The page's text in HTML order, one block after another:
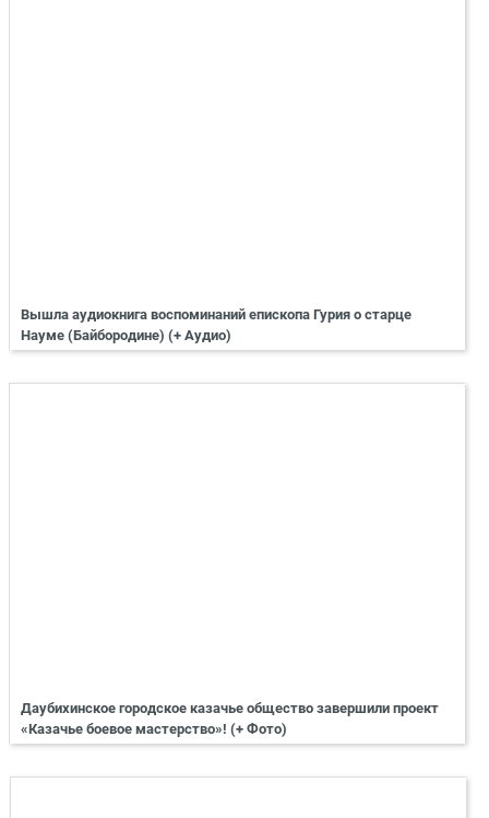
Вышла аудиокнига воспоминаний епископа Гурия о старце
Науме (Байбородине) (+ Аудио)
Даубихинское городское казачье общество завершили проект
«Казачье боевое мастерство»! (+ Фото)